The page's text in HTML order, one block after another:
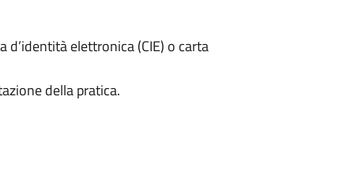
d’identità elettronica (CIE) o carta
della pratica.